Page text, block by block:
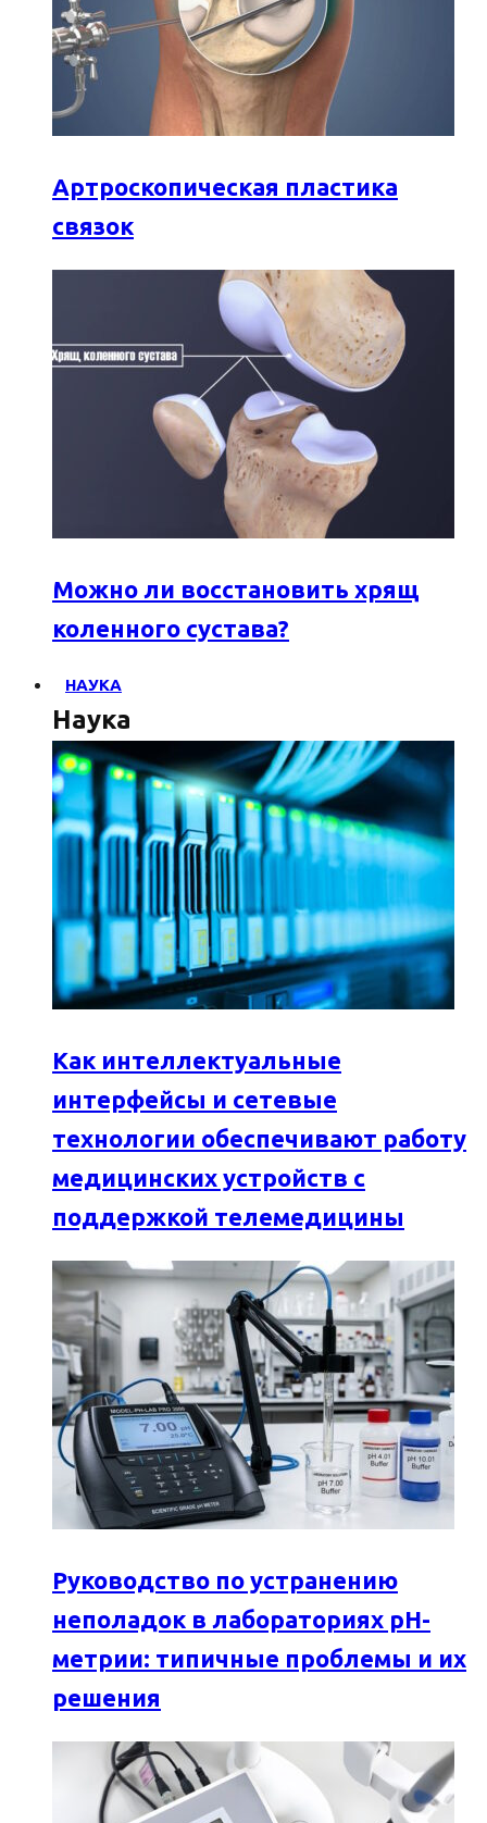
Артроскопическая пластика
связок
Можно ли восстановить хрящ
коленного сустава?
НАУКА
Наука
Как интеллектуальные
интерфейсы и сетевые
технологии обеспечивают работу
медицинских устройств с
поддержкой телемедицины
Руководство по устранению
неполадок в лабораториях pH-
метрии: типичные проблемы и их
решения